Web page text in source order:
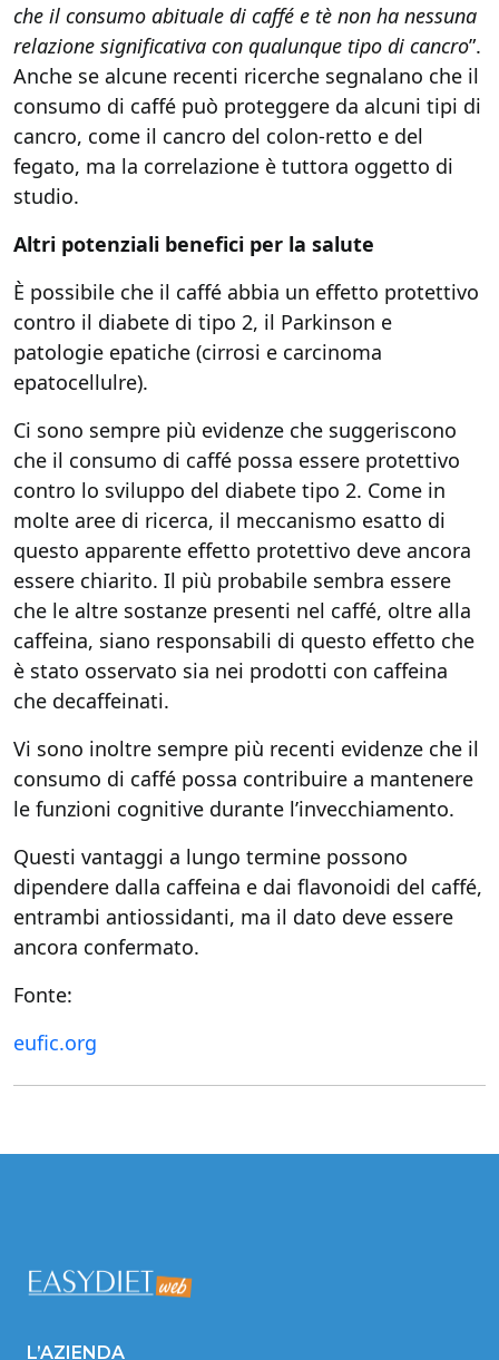
che il consumo abituale di caffé e tè non ha nessuna
relazione significativa con qualunque tipo di cancro”.
Anche se alcune recenti ricerche segnalano che il
consumo di caffé può proteggere da alcuni tipi di
cancro, come il cancro del colon-retto e del
fegato, ma la correlazione è tuttora oggetto di
studio.
Altri potenziali benefici per la salute
È possibile che il caffé abbia un effetto protettivo
contro il diabete di tipo 2, il Parkinson e
patologie epatiche (cirrosi e carcinoma
epatocellulre).
Ci sono sempre più evidenze che suggeriscono
che il consumo di caffé possa essere protettivo
contro lo sviluppo del diabete tipo 2. Come in
molte aree di ricerca, il meccanismo esatto di
questo apparente effetto protettivo deve ancora
essere chiarito. Il più probabile sembra essere
che le altre sostanze presenti nel caffé, oltre alla
caffeina, siano responsabili di questo effetto che
è stato osservato sia nei prodotti con caffeina
che decaffeinati.
Vi sono inoltre sempre più recenti evidenze che il
consumo di caffé possa contribuire a mantenere
le funzioni cognitive durante l’invecchiamento.
Questi vantaggi a lungo termine possono
dipendere dalla caffeina e dai flavonoidi del caffé,
entrambi antiossidanti, ma il dato deve essere
ancora confermato.
Fonte:
eufic.org
L’AZIENDA